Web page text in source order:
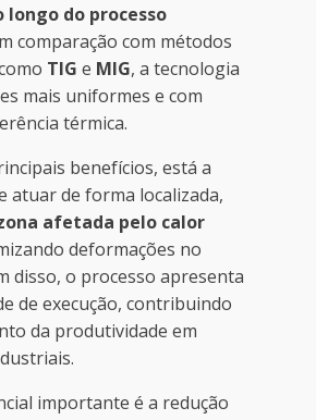
longo do processo
comparação com métodos
TIG e MIG, a tecnologia
mais uniformes e com
térmica.
benefícios, está a
atuar de forma localizada,
afetada pelo calor
deformações no
disso, o processo apresenta
de execução, contribuindo
da produtividade em
importante é a redução